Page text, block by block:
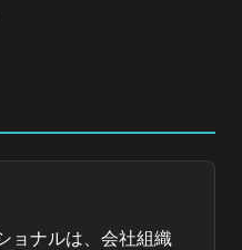
ョナルは、会社組織